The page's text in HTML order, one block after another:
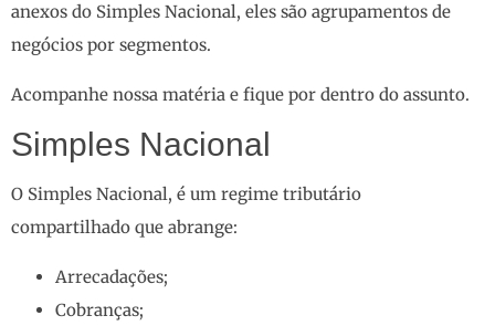
anexos do Simples Nacional, eles são agrupamentos de
negócios por segmentos.
Acompanhe nossa matéria e fique por dentro do assunto.
Simples Nacional
O Simples Nacional, é um regime tributário
compartilhado que abrange:
Arrecadações;
Cobranças;